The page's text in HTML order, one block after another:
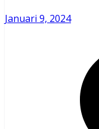
Januari 9, 2024